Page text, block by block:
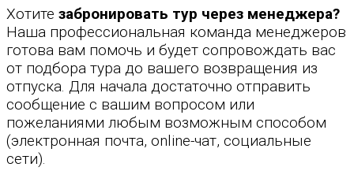
Хотите забронировать тур через менеджера?
Наша профессиональная команда менеджеров
готова вам помочь и будет сопровождать вас
от подбора тура до вашего возвращения из
отпуска. Для начала достаточно отправить
сообщение с вашим вопросом или
пожеланиями любым возможным способом
(электронная почта, online-чат, социальные
сети).